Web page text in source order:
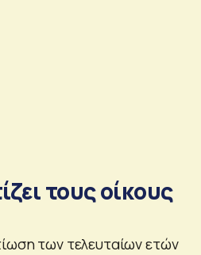
τους οίκους
των τελευταίων ετών